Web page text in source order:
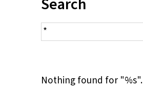
search result
Nothing found for "%s".